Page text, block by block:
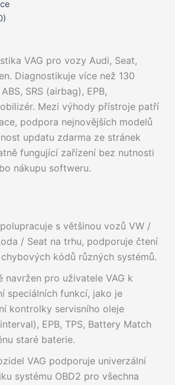
VAG pro vozy Audi, Seat,
Diagnostikuje více než 130
SRS (airbag), EPB,
Mezi výhody přístroje patří
podpora nejnovějších modelů
updatu zdarma ze stránek
fungující zařízení bez nutnosti
nákupu softweru.
s většinou vozů VW /
/ Seat na trhu, podporuje čtení
kódů různých systémů.
navržen pro uživatele VAG k
speciálních funkcí, jako je
kontrolky servisního oleje
EPB, TPS, Battery Match
staré baterie.
VAG podporuje univerzální
systému OBD2 pro všechna